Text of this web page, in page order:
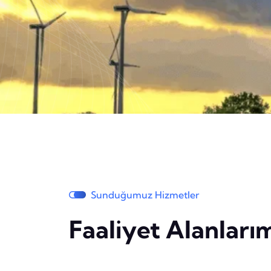
Sunduğumuz Hizmetler
Faaliyet